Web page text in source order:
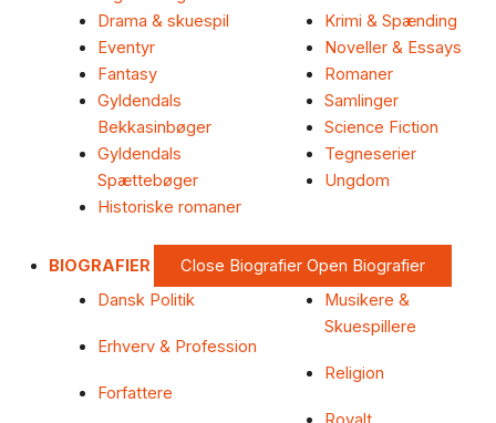
Drama & skuespil
Eventyr
Fantasy
Gyldendals
Bekkasinbøger
Gyldendals
Spættebøger
Historiske romaner
Krimi & Spænding
Noveller & Essays
Romaner
Samlinger
Science Fiction
Tegneserier
Ungdom
BIOGRAFIER Close Biografier Open Biografier
Dansk Politik
Erhverv & Profession
Forfattere
Musikere &
Skuespillere
Religion